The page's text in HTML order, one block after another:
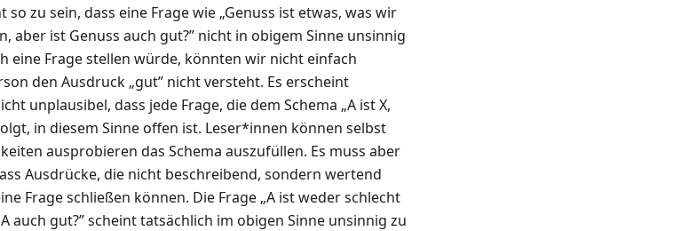
so zu sein, dass eine Frage wie „Genuss ist etwas, was wir
aber ist Genuss auch gut?” nicht in obigem Sinne unsinnig
eine Frage stellen würde, könnten wir nicht einfach
den Ausdruck „gut” nicht versteht. Es erscheint
unplausibel, dass jede Frage, die dem Schema „A ist X,
in diesem Sinne offen ist. Leser*innen können selbst
ausprobieren das Schema auszufüllen. Es muss aber
Ausdrücke, die nicht beschreibend, sondern wertend
Frage schließen können. Die Frage „A ist weder schlecht
auch gut?” scheint tatsächlich im obigen Sinne unsinnig zu